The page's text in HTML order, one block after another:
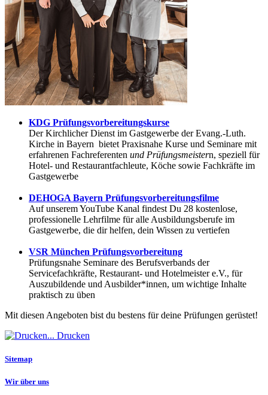
KDG Prüfungsvorbereitungskurse
Der Kirchlicher Dienst im Gastgewerbe der Evang.-Luth.
Kirche in Bayern bietet Praxisnahe Kurse und Seminare mit
erfahrenen Fachreferenten und Prüfungsmeistern, speziell für
Hotel- und Restaurantfachleute, Köche sowie Fachkräfte im
Gastgewerbe
DEHOGA Bayern Prüfungsvorbereitungsfilme
Auf unserem YouTube Kanal findest Du 28 kostenlose,
professionelle Lehrfilme für alle Ausbildungsberufe im
Gastgewerbe, die dir helfen, dein Wissen zu vertiefen
VSR München Prüfungsvorbereitung
Prüfungsnahe Seminare des Berufsverbands der
Servicefachkräfte, Restaurant- und Hotelmeister e.V., für
Auszubildende und Ausbilder*innen, um wichtige Inhalte
praktisch zu üben
Mit diesen Angeboten bist du bestens für deine Prüfungen gerüstet!
Drucken
Sitemap
Wir über uns